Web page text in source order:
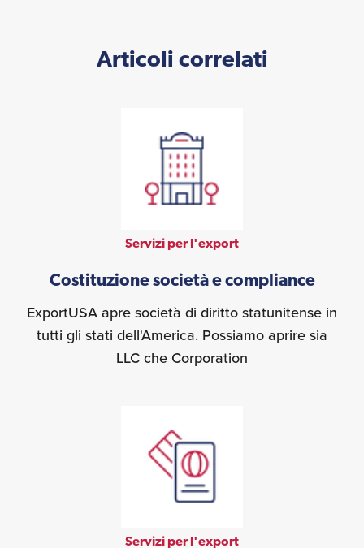
Articoli correlati
Servizi per l'export
Costituzione società e compliance
ExportUSA apre società di diritto statunitense in
tutti gli stati dell'America. Possiamo aprire sia
LLC che Corporation
Servizi per l'export